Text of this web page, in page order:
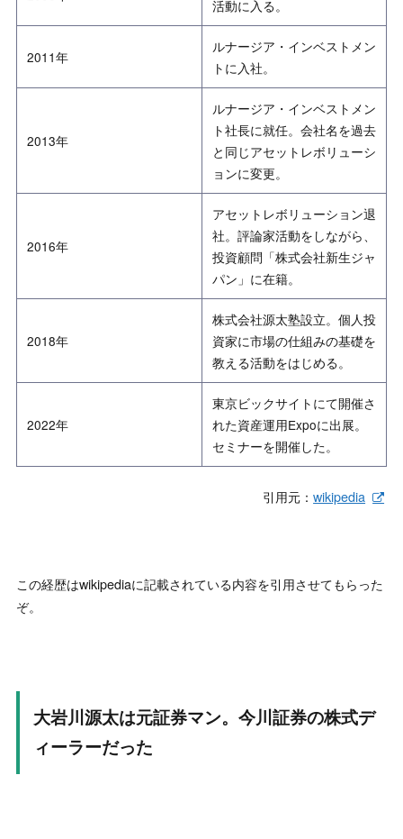
活動に入る。
2011年
ルナージア・インベストメン
トに入社。
2013年
ルナージア・インベストメン
ト社長に就任。会社名を過去
と同じアセットレボリューシ
ョンに変更。
2016年
アセットレボリューション退
社。評論家活動をしながら、
投資顧問「株式会社新生ジャ
パン」に在籍。
2018年
株式会社源太塾設立。個人投
資家に市場の仕組みの基礎を
教える活動をはじめる。
2022年
東京ビックサイトにて開催さ
れた資産運用Expoに出展。
セミナーを開催した。
引用元：wikipedia
この経歴はwikipediaに記載されている内容を引用させてもらった
ぞ。
大岩川源太は元証券マン。今川証券の株式デ
ィーラーだった